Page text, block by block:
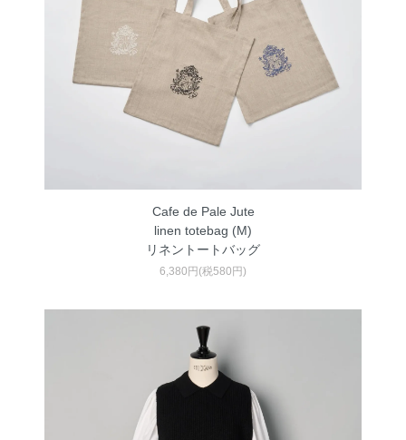
Cafe de Pale Jute
linen totebag (M)
リネントートバッグ
6,380円(税580円)